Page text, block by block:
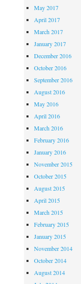
May 2017
April 2017
March 2017
January 2017
December 2016
October 2016
September 2016
August 2016
May 2016
April 2016
March 2016
February 2016
January 2016
November 2015
October 2015
August 2015
April 2015
March 2015
February 2015
January 2015
November 2014
October 2014
August 2014